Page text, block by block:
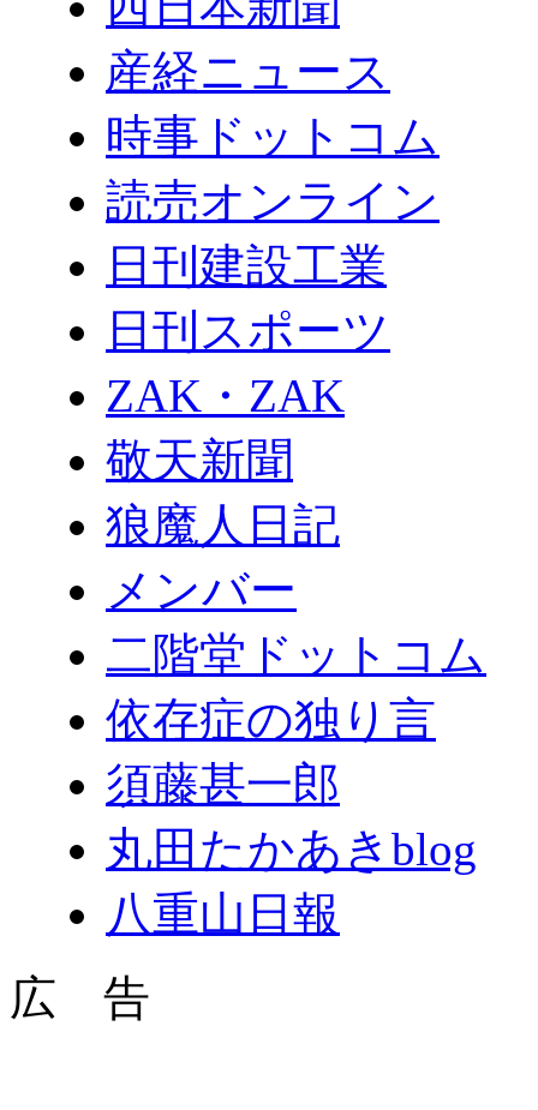
産経ニュース
時事ドットコム
読売オンライン
日刊建設工業
日刊スポーツ
ZAK・ZAK
敬天新聞
狼魔人日記
メンバー
二階堂ドットコム
依存症の独り言
須藤甚一郎
丸田たかあきblog
八重山日報
広 告